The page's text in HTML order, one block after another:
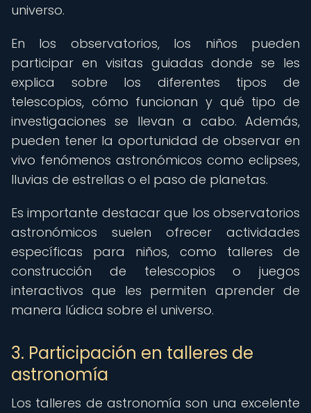
universo.
En los observatorios, los niños pueden
participar en visitas guiadas donde se les
explica sobre los diferentes tipos de
telescopios, cómo funcionan y qué tipo de
investigaciones se llevan a cabo. Además,
pueden tener la oportunidad de observar en
vivo fenómenos astronómicos como eclipses,
lluvias de estrellas o el paso de planetas.
Es importante destacar que los observatorios
astronómicos suelen ofrecer actividades
específicas para niños, como talleres de
construcción de telescopios o juegos
interactivos que les permiten aprender de
manera lúdica sobre el universo.
3. Participación en talleres de
astronomía
Los talleres de astronomía son una excelente